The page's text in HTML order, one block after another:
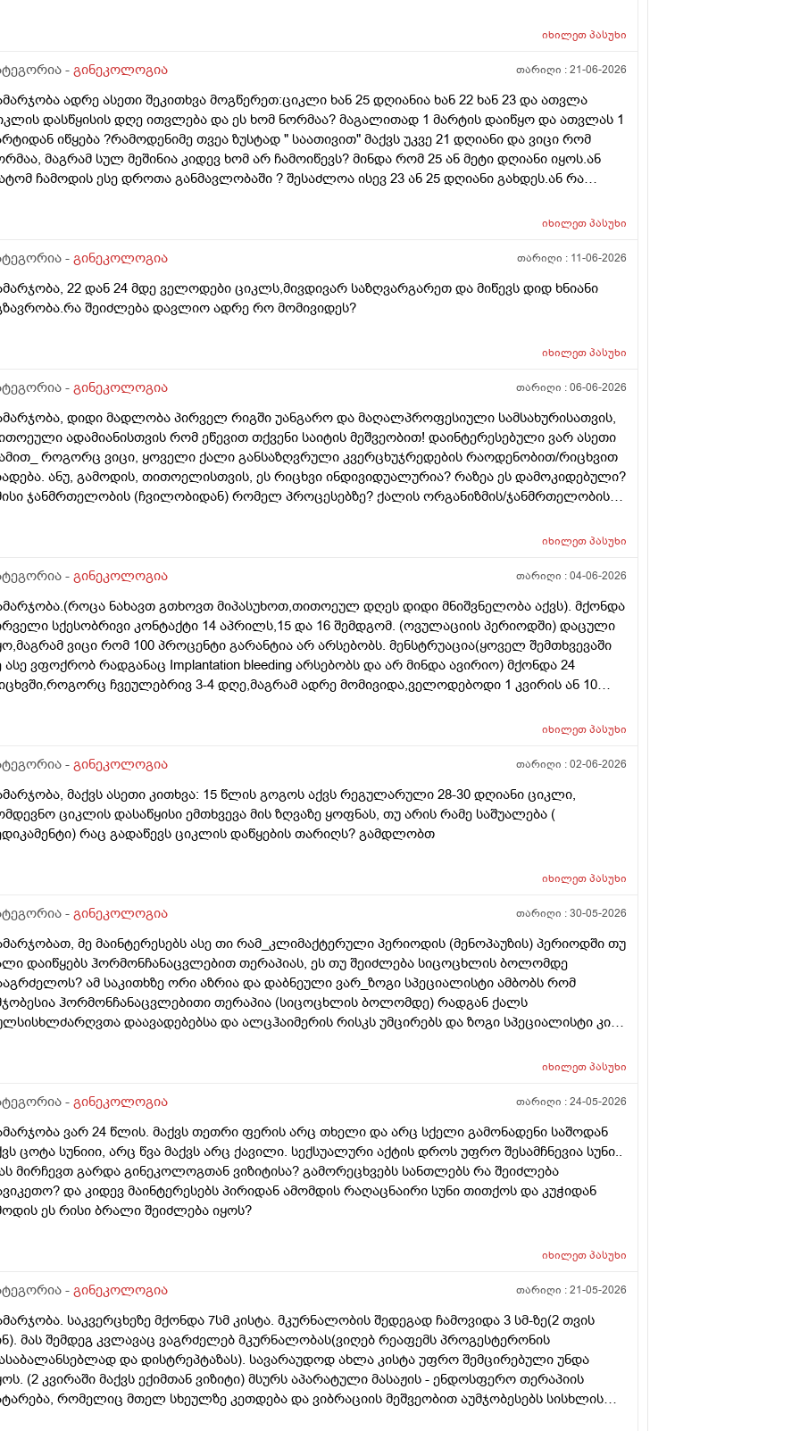
სანერვიულო.რითი შეიძლება უნდაცკვების სახით რომ ვმართო ციკლის დღეები? პასუხიც
გასრანდა ახლა 21 დღიანზე 4 დღიანია.თქვენ მითხარით რომ შეიმოწმეთო ტიესეიჩი და
იხილეთპასუხი
- გინეკოლოგია თარიღი :21-06-2026
ადრე ასეთი შეკითხვა მოგწერეთ:ციკლი ხან 25 დღიანია ხან 22 ხან 23 და ათვლა
დასწყისის დღე ითვლება და ეს ხომ ნორმაა? მაგალითად 1 მარტის დაიწყო და ათვლას 1
იწყება ?რამოდენიმე თვეა ზუსტად " საათივით" მაქვს უკვე 21 დღიანი და ვიცი რომ
მაგრამ სულ მეშინია კიდევ ხომ არ ჩამოიწევს? მინდა რომ 25 ან მეტი დღიანი იყოს.ან
ჩამოდის ესე დროთა განმავლობაში ? შესაძლოა ისევ 23 ან 25 დღიანი გახდეს.ან რა
სანერვიულო.რითი შეიძლება უნდაცკვების სახით რომ ვმართო ციკლის დღეები?იხილეთპასუხი
- გინეკოლოგია თარიღი : 11-06-2026
22 დან 24 მდე ველოდები ციკლს,მივდივარ საზღვარგარეთ და მიწევს დიდ ხნიანი
შეიძლება დავლიო ადრე რო მომივიდეს?
იხილეთპასუხი
- გინეკოლოგია თარიღი :06-06-2026
დიდი მადლობა პირველ რიგში უანგარო და მაღალპროფესიული სამსახურისათვის,
ადამიანისთვის რომ ეწევით თქვენი საიტის მეშვეობით! დაინტერესებული ვარ ასეთი
როგორც ვიცი, ყოველი ქალი განსაზღვრული კვერცხუჯრედების რაოდენობით/რიცხვით
ანუ, გამოდის, თითოელისთვის, ეს რიცხვი ინდივიდუალურია? რაზეა ეს დამოკიდებული?
ჯანმრთელობის (ჩვილობიდან) რომელ პროცესებზე? ქალის ორგანიზმის/ჯანმრთელობის
კვერცხუჯრედებისა, დაბადების პროცესიდან და ზოგს კი მცირე? მადლობთ!იხილეთპასუხი
- გინეკოლოგია თარიღი :04-06-2026
ნახავთ გთხოვთ მიპასუხოთ,თითოეულ დღეს დიდი მნიშვნელობა აქვს). მქონდა
სქესობრივი კონტაქტი 14 აპრილს,15 და 16 შემდგომ. (ოვულაციის პერიოდში) დაცული
ვიცი რომ 100 პროცენტი გარანტია არ არსებობს. მენსტრუაცია(ყოველ შემთხვევაში
ასე ვფოქრობ რადგანაც Implantation bleeding არსებობს და არ მინდა ავირიო) მქონდა 24
ჩვეულებრივ 3-4 დღე,მაგრამ ადრე მომივიდა,ველოდებოდი 1 კვირის ან 10
იყო. ეგ უცნაური შეგრძნება რამოდენიმე დღე მქონდა. ახლა მენტრუაციას
მოქმედებსო,2 კვირის წინ სხვა ქალაქში გავემგვაზრე და იქ ვარ 10 საათის სავალი),
ექიმთან. არის რაიმე შანსი ფეხმძიმობის? აზრი აქვს განმეორებით ტესტს? მენტრუაცია
მქონდა ხოლმე28-30 დღე შუალედი.
იხილეთპასუხი
- გინეკოლოგია თარიღი :02-06-2026
მაქვს ასეთი კითხვა: 15 წლის გოგოს აქვს რეგულარული 28-30 დღიანი ციკლი,
ციკლის დასაწყისი ემთხვევა მის ზღვაზე ყოფნას, თუ არის რამე საშუალება (
რაც გადაწევს ციკლის დაწყების თარიღს? გამდლობთ
იხილეთპასუხი
- გინეკოლოგია თარიღი :30-05-2026
მე მაინტერესებს ასე თი რამ_კლიმაქტერული პერიოდის (მენოპაუზის) პერიოდში თუ
დაიწყებს ჰორმონჩანაცვლებით თერაპიას, ეს თუ შეიძლება სიცოცხლის ბოლომდე
ამ საკითხზე ორი აზრია და დაბნეული ვარ_ზოგი სპეციალისტი ამბობს რომ
ჰორმონჩანაცვლებითი თერაპია (სიცოცხლის ბოლომდე) რადგან ქალს
დაავადებებსა და ალცჰაიმერის რისკს უმცირებს და ზოგი სპეციალისტი კი
მკერდი). თუ შეიძლება, მითხრათ_დიდი მადლობა გულისხმიერებისთვის!იხილეთპასუხი
- გინეკოლოგია თარიღი :24-05-2026
ვარ 24 წლის. მაქვს თეთრი ფერის არც თხელი და არც სქელი გამონადენი საშოდან
ცოტა სუნიიი, არც წვა მაქვს არც ქავილი. სექსუალური აქტის დროს უფრო შესამჩნევია სუნი..
მირჩევთ გარდა გინეკოლოგთან ვიზიტისა? გამორეცხვებს სანთლებს რა შეიძლება
და კიდევ მაინტერესებს პირიდან ამომდის რაღაცნაირი სუნი თითქოს და კუჭიდან
ეს რისი ბრალი შეიძლება იყოს?
იხილეთპასუხი
- გინეკოლოგია თარიღი :21-05-2026
საკვერცხეზე მქონდა 7სმ კისტა. მკურნალობის შედეგად ჩამოვიდა 3 სმ-ზე(2 თვის
მას შემდეგ კვლავაც ვაგრძელებ მკურნალობას(ვიღებ რეაფემს პროგესტერონის
და დისტრეპტაზას). სავარაუდოდ ახლა კისტა უფრო შემცირებული უნდა
(2 კვირაში მაქვს ექიმთან ვიზიტი) მსურს აპარატული მასაჟის - ენდოსფერო თერაპიის
რომელიც მთელ სხეულზე კეთდება და ვიბრაციის მეშვეობით აუმჯობესებს სისხლის